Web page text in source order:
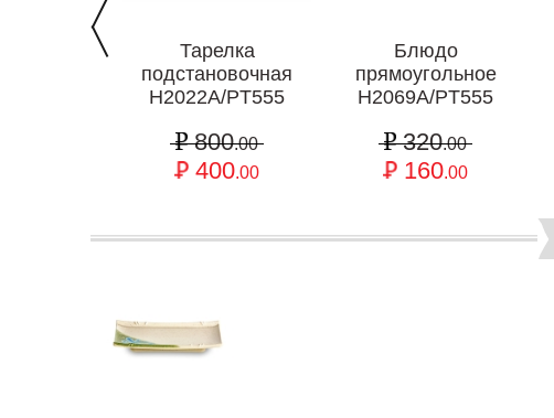
Тарелка
подстановочная
H2022A/PT555
800.00
400.00
Блюдо
прямоугольное
H2069A/PT555
320.00
160.00